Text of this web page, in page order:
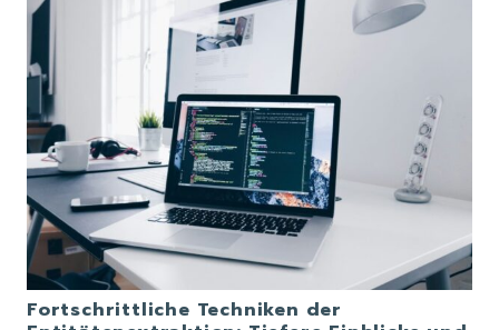
Fortschrittliche Techniken der